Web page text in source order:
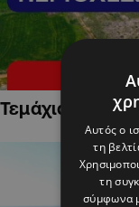
Τεμάχια Γης σε
Αυτός ο
τη
τη
σύμφωνα